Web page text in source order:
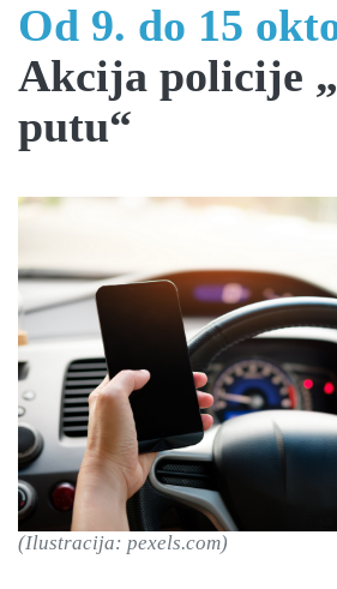
Od 9. do 15
Akcija policije
putu“
(Ilustracija: pexels.com)